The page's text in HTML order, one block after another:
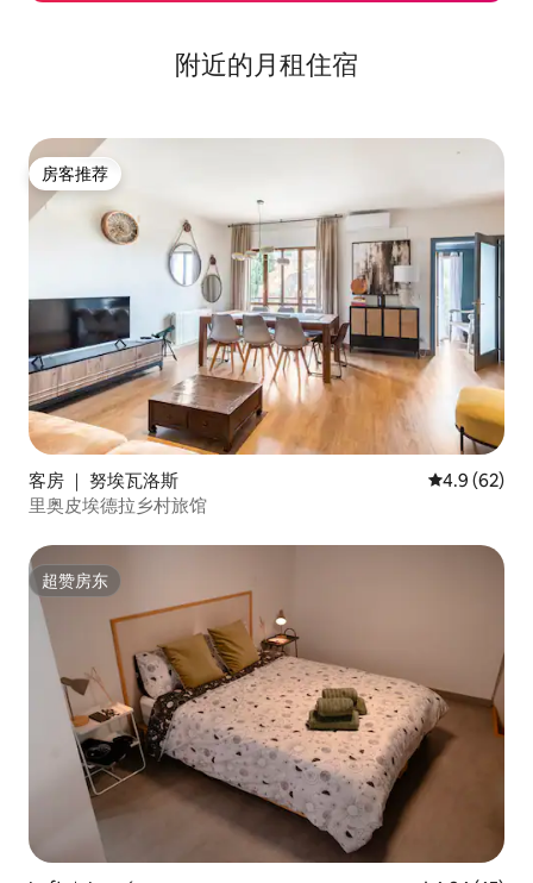
附近的月租住宿
房客推荐
房客推荐
客房 ｜ 努埃瓦洛斯 平均评分
4.9 (62)
里奥皮埃德拉乡村旅馆
超赞房东
超赞房东